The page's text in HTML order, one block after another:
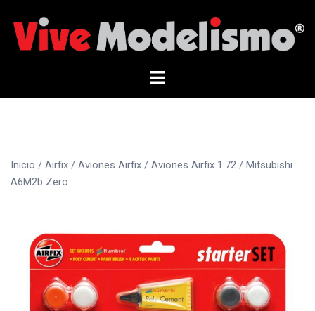
contenido
Alternar
Inicio / Airfix / Aviones Airfix / Aviones Airfix 1:72 / Mitsubishi
A6M2b Zero